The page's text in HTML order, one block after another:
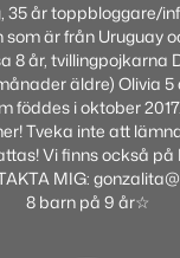
35 år toppbloggare/
som är från Uruguay
8 år, tvillingpojkarna
äldre) Olivia 5
föddes i oktober
Tveka inte att
Vi finns också på
MIG:
8 barn på 9 år☆